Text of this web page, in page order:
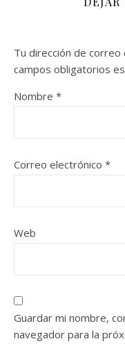
Tu dirección de correo
campos obligatorios
Nombre *
Correo electrónico *
Web
Guardar mi nombre,
navegador para la